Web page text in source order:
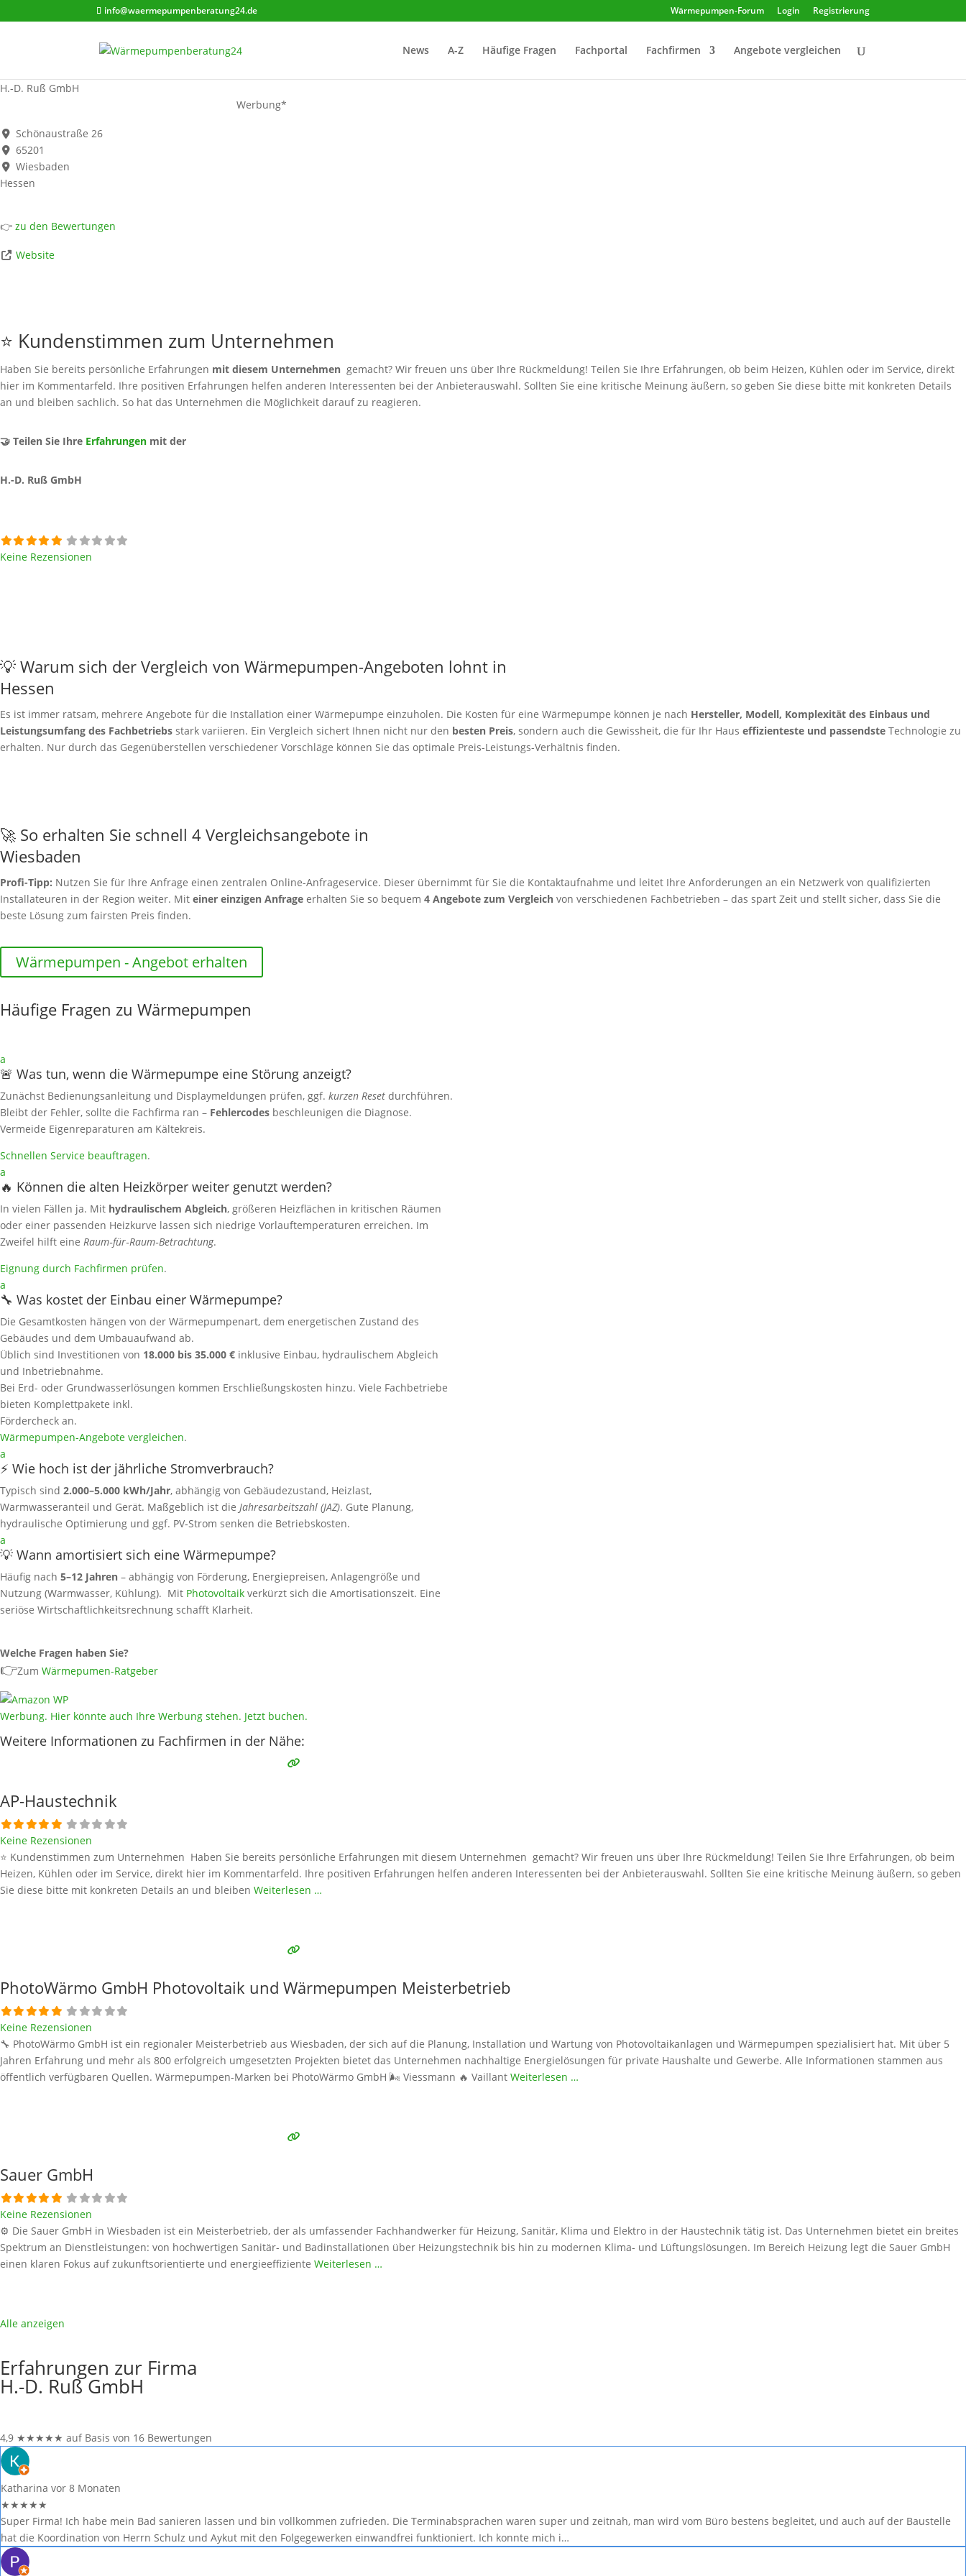
info@waermepumpenberatung24.de Wärmepumpen-Forum Login Registrierung
News A-Z Häufige Fragen Fachportal Fachfirmen Angebote vergleichen
H.-D. Ruß GmbH
Werbung*
Schönaustraße 26
65201
Wiesbaden
Hessen
👉 zu den Bewertungen
Website
⭐ Kundenstimmen zum Unternehmen
Haben Sie bereits persönliche Erfahrungen mit diesem Unternehmen gemacht? Wir freuen uns über Ihre Rückmeldung! Teilen Sie Ihre Erfahrungen, ob beim Heizen, Kühlen oder im Service, direkt
hier im Kommentarfeld. Ihre positiven Erfahrungen helfen anderen Interessenten bei der Anbieterauswahl. Sollten Sie eine kritische Meinung äußern, so geben Sie diese bitte mit konkreten Details
an und bleiben sachlich. So hat das Unternehmen die Möglichkeit darauf zu reagieren.
🤝 Teilen Sie Ihre Erfahrungen mit der
H.-D. Ruß GmbH
Keine Rezensionen
💡 Warum sich der Vergleich von Wärmepumpen-Angeboten lohnt in
Hessen
Es ist immer ratsam, mehrere Angebote für die Installation einer Wärmepumpe einzuholen. Die Kosten für eine Wärmepumpe können je nach Hersteller, Modell, Komplexität des Einbaus und
Leistungsumfang des Fachbetriebs stark variieren. Ein Vergleich sichert Ihnen nicht nur den besten Preis, sondern auch die Gewissheit, die für Ihr Haus effizienteste und passendste Technologie zu
erhalten. Nur durch das Gegenüberstellen verschiedener Vorschläge können Sie das optimale Preis-Leistungs-Verhältnis finden.
🚀 So erhalten Sie schnell 4 Vergleichsangebote in
Wiesbaden
Profi-Tipp: Nutzen Sie für Ihre Anfrage einen zentralen Online-Anfrageservice. Dieser übernimmt für Sie die Kontaktaufnahme und leitet Ihre Anforderungen an ein Netzwerk von qualifizierten
Installateuren in der Region weiter. Mit einer einzigen Anfrage erhalten Sie so bequem 4 Angebote zum Vergleich von verschiedenen Fachbetrieben – das spart Zeit und stellt sicher, dass Sie die
beste Lösung zum fairsten Preis finden.
Wärmepumpen - Angebot erhalten
Häufige Fragen zu Wärmepumpen
a
🚨 Was tun, wenn die Wärmepumpe eine Störung anzeigt?
Zunächst Bedienungsanleitung und Displaymeldungen prüfen, ggf. kurzen Reset durchführen.
Bleibt der Fehler, sollte die Fachfirma ran – Fehlercodes beschleunigen die Diagnose.
Vermeide Eigenreparaturen am Kältekreis.
Schnellen Service beauftragen.
a
🔥 Können die alten Heizkörper weiter genutzt werden?
In vielen Fällen ja. Mit hydraulischem Abgleich, größeren Heizflächen in kritischen Räumen
oder einer passenden Heizkurve lassen sich niedrige Vorlauftemperaturen erreichen. Im
Zweifel hilft eine Raum‑für‑Raum‑Betrachtung.
Eignung durch Fachfirmen prüfen.
a
🔧 Was kostet der Einbau einer Wärmepumpe?
Die Gesamtkosten hängen von der Wärmepumpenart, dem energetischen Zustand des
Gebäudes und dem Umbauaufwand ab.
Üblich sind Investitionen von 18.000 bis 35.000 € inklusive Einbau, hydraulischem Abgleich
und Inbetriebnahme.
Bei Erd- oder Grundwasserlösungen kommen Erschließungskosten hinzu. Viele Fachbetriebe
bieten Komplettpakete inkl.
Fördercheck an.
Wärmepumpen‑Angebote vergleichen.
a
⚡ Wie hoch ist der jährliche Stromverbrauch?
Typisch sind 2.000–5.000 kWh/Jahr, abhängig von Gebäudezustand, Heizlast,
Warmwasseranteil und Gerät. Maßgeblich ist die Jahresarbeitszahl (JAZ). Gute Planung,
hydraulische Optimierung und ggf. PV‑Strom senken die Betriebskosten.
a
💡 Wann amortisiert sich eine Wärmepumpe?
Häufig nach 5–12 Jahren – abhängig von Förderung, Energiepreisen, Anlagengröße und
Nutzung (Warmwasser, Kühlung). Mit Photovoltaik verkürzt sich die Amortisationszeit. Eine
seriöse Wirtschaftlichkeitsrechnung schafft Klarheit.
Welche Fragen haben Sie?
👉Zum Wärmepumen-Ratgeber
Werbung. Hier könnte auch Ihre Werbung stehen. Jetzt buchen.
Weitere Informationen zu Fachfirmen in der Nähe:
AP-Haustechnik
Keine Rezensionen
⭐ Kundenstimmen zum Unternehmen Haben Sie bereits persönliche Erfahrungen mit diesem Unternehmen gemacht? Wir freuen uns über Ihre Rückmeldung! Teilen Sie Ihre Erfahrungen, ob beim
Heizen, Kühlen oder im Service, direkt hier im Kommentarfeld. Ihre positiven Erfahrungen helfen anderen Interessenten bei der Anbieterauswahl. Sollten Sie eine kritische Meinung äußern, so geben
Sie diese bitte mit konkreten Details an und bleiben Weiterlesen …
PhotoWärmo GmbH Photovoltaik und Wärmepumpen Meisterbetrieb
Keine Rezensionen
🔧 PhotoWärmo GmbH ist ein regionaler Meisterbetrieb aus Wiesbaden, der sich auf die Planung, Installation und Wartung von Photovoltaikanlagen und Wärmepumpen spezialisiert hat. Mit über 5
Jahren Erfahrung und mehr als 800 erfolgreich umgesetzten Projekten bietet das Unternehmen nachhaltige Energielösungen für private Haushalte und Gewerbe. Alle Informationen stammen aus
öffentlich verfügbaren Quellen. Wärmepumpen-Marken bei PhotoWärmo GmbH 🌬️ Viessmann 🔥 Vaillant Weiterlesen …
Sauer GmbH
Keine Rezensionen
⚙️ Die Sauer GmbH in Wiesbaden ist ein Meisterbetrieb, der als umfassender Fachhandwerker für Heizung, Sanitär, Klima und Elektro in der Haustechnik tätig ist. Das Unternehmen bietet ein breites
Spektrum an Dienstleistungen: von hochwertigen Sanitär- und Badinstallationen über Heizungstechnik bis hin zu modernen Klima- und Lüftungslösungen. Im Bereich Heizung legt die Sauer GmbH
einen klaren Fokus auf zukunftsorientierte und energieeffiziente Weiterlesen …
Alle anzeigen
Erfahrungen zur Firma
H.-D. Ruß GmbH
4,9 ★★★★★ auf Basis von 16 Bewertungen
Katharina vor 8 Monaten
★★★★★
Super Firma! Ich habe mein Bad sanieren lassen und bin vollkommen zufrieden. Die Terminabsprachen waren super und zeitnah, man wird vom Büro bestens begleitet, und auch auf der Baustelle
hat die Koordination von Herrn Schulz und Aykut mit den Folgegewerken einwandfrei funktioniert. Ich konnte mich i…